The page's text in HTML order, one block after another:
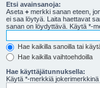
Etsi avainsanoja:
Aseta + merkki sanan eteen,
ei saa löytyä. Laita haettavat
sanan on löydyttävä. Käytä *-
Hae kaikilla sanoilla tai
Hae kaikilla vaihtoehdoilla
Hae käyttäjätunnuksella:
Käytä *-merkkiä jokerimerkkinä